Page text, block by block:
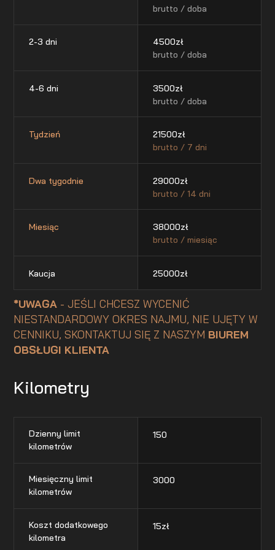
brutto / doba
2-3 dni 4500zł
brutto / doba
4-6 dni 3500zł
brutto / doba
Tydzień 21500zł
brutto / 7 dni
Dwa tygodnie 29000zł
brutto / 14 dni
Miesiąc 38000zł
brutto / miesiąc
Kaucja 25000zł
*UWAGA - JEŚLI CHCESZ WYCENIĆ
NIESTANDARDOWY OKRES NAJMU, NIE UJĘTY W
CENNIKU, SKONTAKTUJ SIĘ Z NASZYM BIUREM
OBSŁUGI KLIENTA
Kilometry
Dzienny limit
kilometrów
150
Miesięczny limit
kilometrów
3000
Koszt dodatkowego
kilometra
15zł